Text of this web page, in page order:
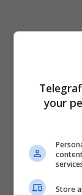
Kf Shkëndija
Liga E
your
Store